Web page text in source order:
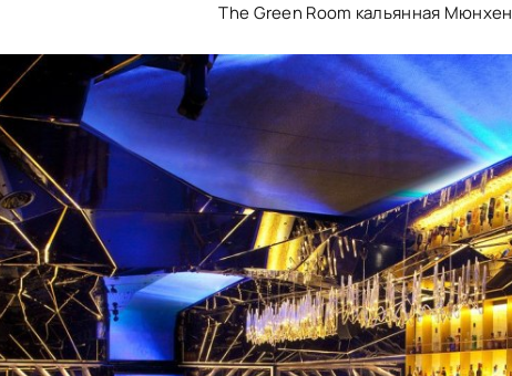
The Green Room кальянная Мюнхен